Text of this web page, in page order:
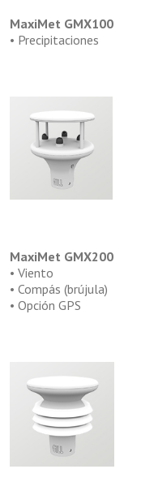
MaxiMet GMX100
• Precipitaciones
MaxiMet GMX200
• Viento
• Compás (brújula)
• Opción GPS